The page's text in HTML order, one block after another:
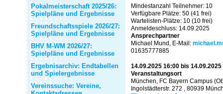
Pokalmeisterschaft 2025/26:
Spielpläne und Ergebnisse
Freundschaftsspiele 2026/27:
Spielpläne und Ergebnisse
BHV M-WM 2026/27:
Spielpläne und Ergebnisse
Ergebnisarchiv: Endtabellen
und Spielergebnisse
Vereinssuche: Vereine,
Mindestanzahl Teilnehmer: 10
Verfügbare Plätze: 50 (41 frei)
Wartelisten-Plätze: 10 (10 frei)
Anmeldeschluss: 14.09.2025
Ansprechpartner
Michael Mund, E-Mail:
01635777885
14.09.2025 16:00 bis
Veranstaltungsort
München, FC Bayern Campus
Ingolstädterstr. 272 , 80939